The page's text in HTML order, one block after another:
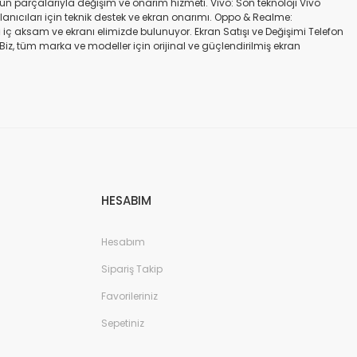
parçalarıyla değişim ve onarım hizmeti. Vivo: Son teknoloji Vivo
için teknik destek ve ekran onarımı. Oppo & Realme:
ve ekranı elimizde bulunuyor. Ekran Satışı ve Değişimi Telefon
Biz, tüm marka ve modeller için orijinal ve güçlendirilmiş ekran
değişimi ve tamiri Batarya değişimi Neden Bizi Tercih Etmelisiniz?
HESABIM
Hesabım
Sipariş Takip
Favorileriniz
Sepetiniz